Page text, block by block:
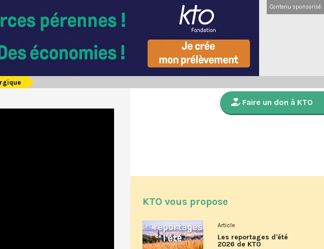
Contenu sponsorisé
Faire un don à KTO
KTO vous propose
Article
Les reportages d'été
2026 de KTO